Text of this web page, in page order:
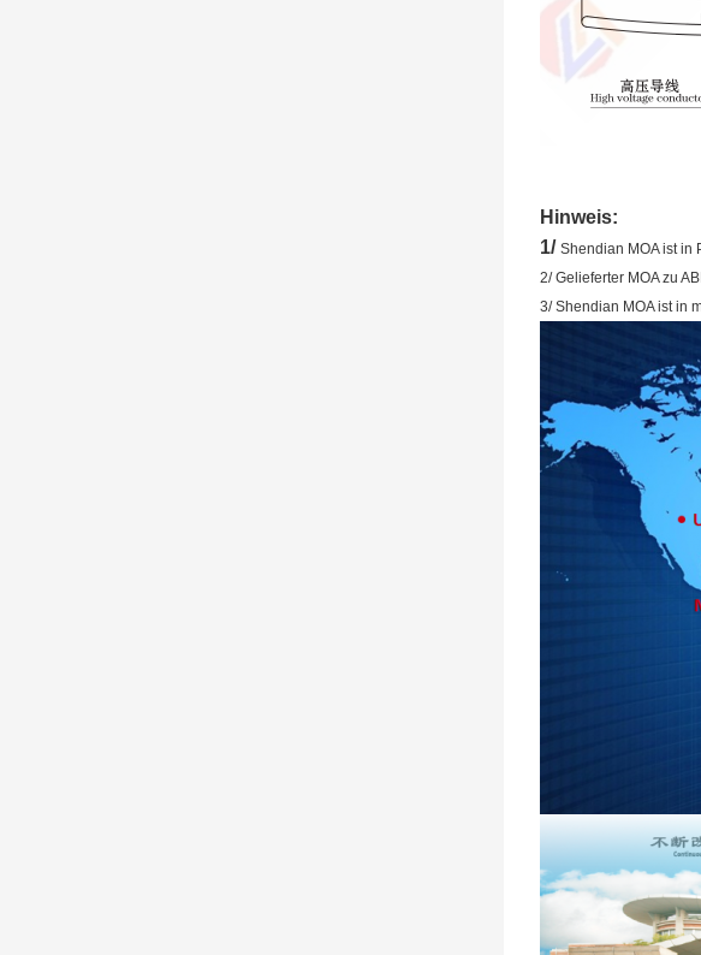
Hinweis:
1/ Shendian MOA ist in
2/ Gelieferter MOA zu
3/ Shendian MOA ist in